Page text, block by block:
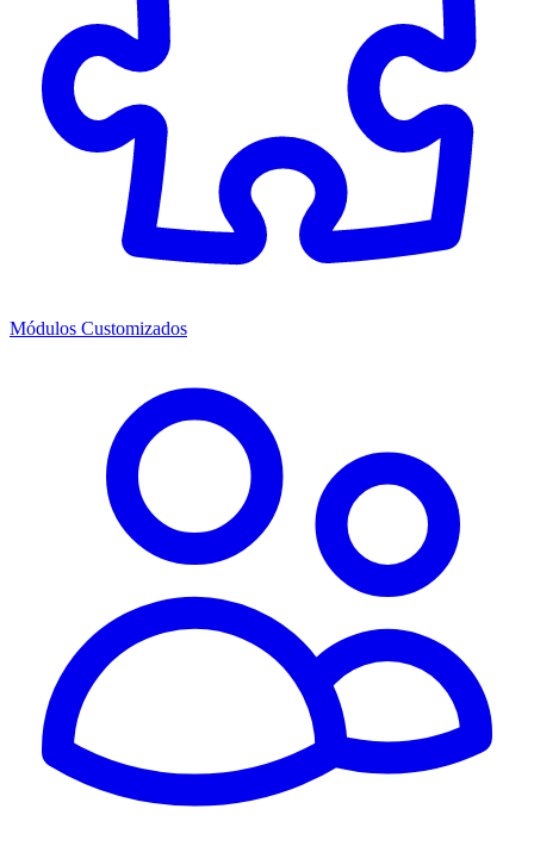
Módulos Customizados